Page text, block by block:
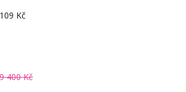
109 Kč
9 400 Kč